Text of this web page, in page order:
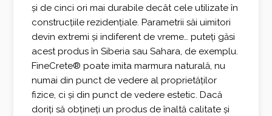
și de cinci ori mai durabile decât cele utilizate în
construcțiile rezidențiale. Parametrii săi uimitori
devin extremi și indiferent de vreme… puteți găsi
acest produs în Siberia sau Sahara, de exemplu.
FineCrete® poate imita marmura naturală, nu
numai din punct de vedere al proprietăților
fizice, ci și din punct de vedere estetic. Dacă
doriți să obțineți un produs de înaltă calitate și